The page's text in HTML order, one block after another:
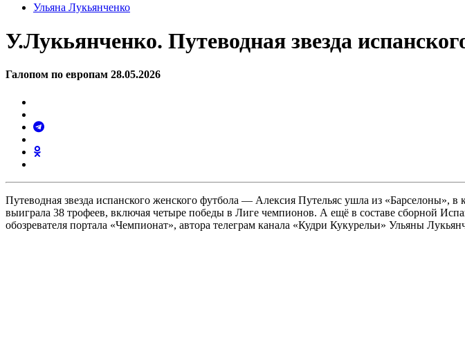
Ульяна Лукьянченко
У.Лукьянченко. Путеводная звезда
Галопом по европам 28.05.2026
Путеводная звезда испанского женского футбола — Алексия Путельяс ушла из «Барселоны», в
выиграла 38 трофеев, включая четыре победы в Лиге чемпионов. А ещё в составе сборной
обозревателя портала «Чемпионат», автора телеграм канала «Кудри Кукурельи» Ульяны